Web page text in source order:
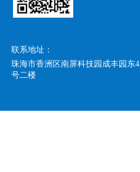
联系地址：
珠海市香洲区南屏科技园成丰园东4
号二楼